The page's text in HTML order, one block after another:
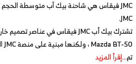
JMC.
Mazda BT-50 ، ولكنها مبنية على منصة JMC الخاصة.
تم...إقرأ المزيد